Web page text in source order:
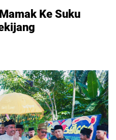
Ke Suku